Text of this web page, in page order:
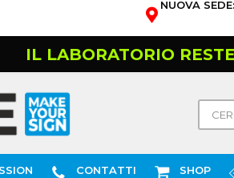
NUOVA
IL LABORATORIO
CONTATTI SHOP